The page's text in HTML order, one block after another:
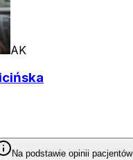
AK
Na podstawie opinii pacjentów